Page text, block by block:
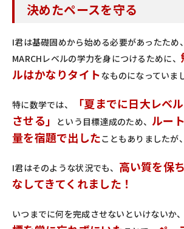
決めたペースを守る
I君は基礎固めから始める必要があったため
MARCHレベルの学力を身につけるために、
ルはかなりタイトなものになっていま
特に数学では、
「夏までに日大レベ
させる」
という目標達成のため、ルー
量を宿題で出したこともありましたが、
I君はそのような状況でも、 高い質を保
なしてきてくれました！
いつまでに何を完成させないといけないか、